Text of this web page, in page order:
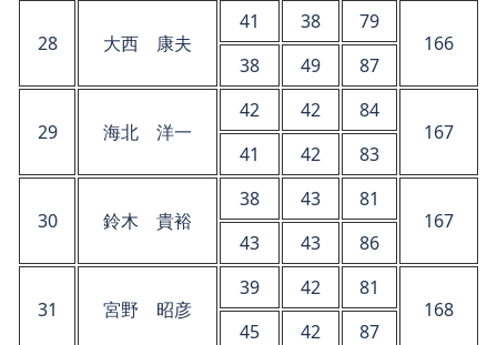
28 大西 康夫
41 38
79
166
38
49 87
29 海北 洋一
42 42
84
167
41
42 83
30 鈴木 貴裕
38 43
81
167
43
43 86
31 宮野 昭彦
39 42
81
168
45
42 87